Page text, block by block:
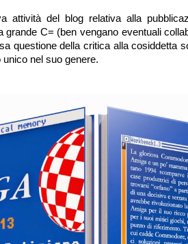
attività del blog relativa alla
grande C= (ben vengano eventuali
questione della critica alla cosiddetta
nel suo genere.